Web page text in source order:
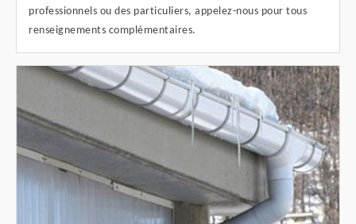
professionnels ou des particuliers, appelez-nous pour tous
renseignements complémentaires.